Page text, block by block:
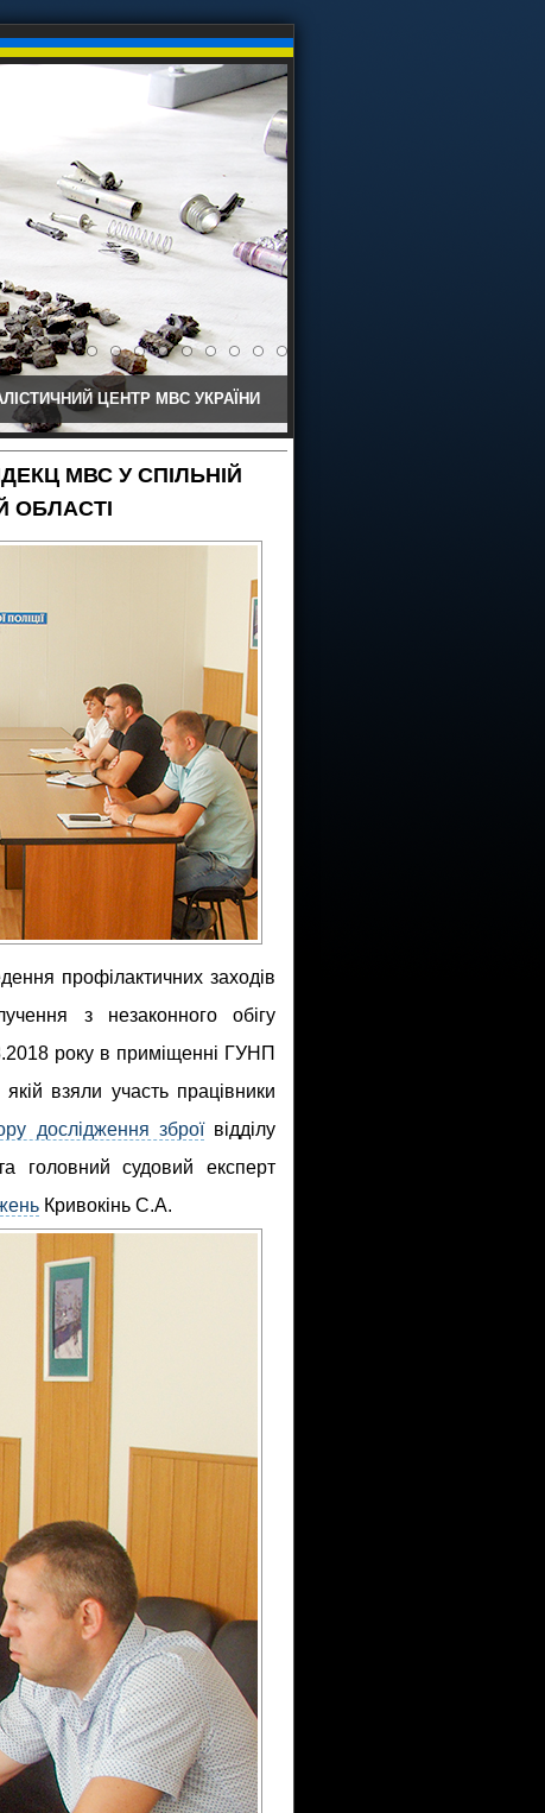
ЦЕНТР МВС УКРАЇНИ
МВС У СПІЛЬНІЙ
ОБЛАСТІ
профілактичних заходів
з незаконного обігу
року в приміщенні ГУНП
взяли участь працівники
дослідження зброївідділу
головний судовий експерт
Кривокінь С.А.